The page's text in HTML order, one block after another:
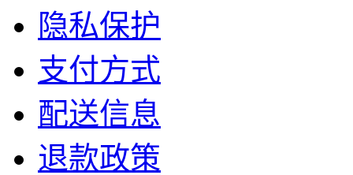
隐私保护
支付方式
配送信息
退款政策